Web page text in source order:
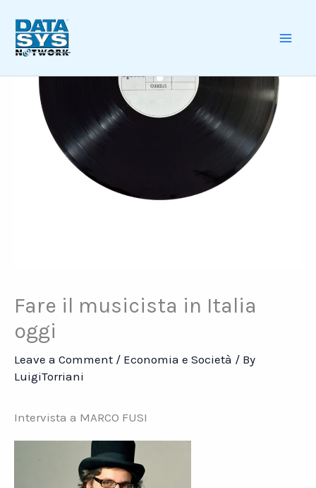
content
Fare il musicista in Italia
oggi
Leave a Comment / Economia e Società / By
LuigiTorriani
Intervista a MARCO FUSI